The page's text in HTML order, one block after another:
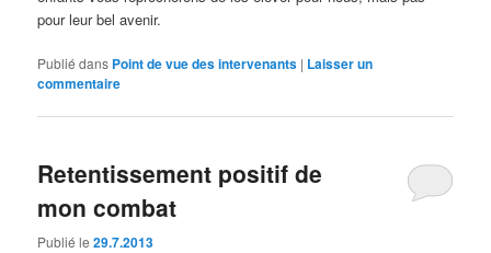
pour leur bel avenir.
Publié dans Point de vue des intervenants | Laisser un
commentaire
Retentissement positif de
mon combat
Publié le29.7.2013